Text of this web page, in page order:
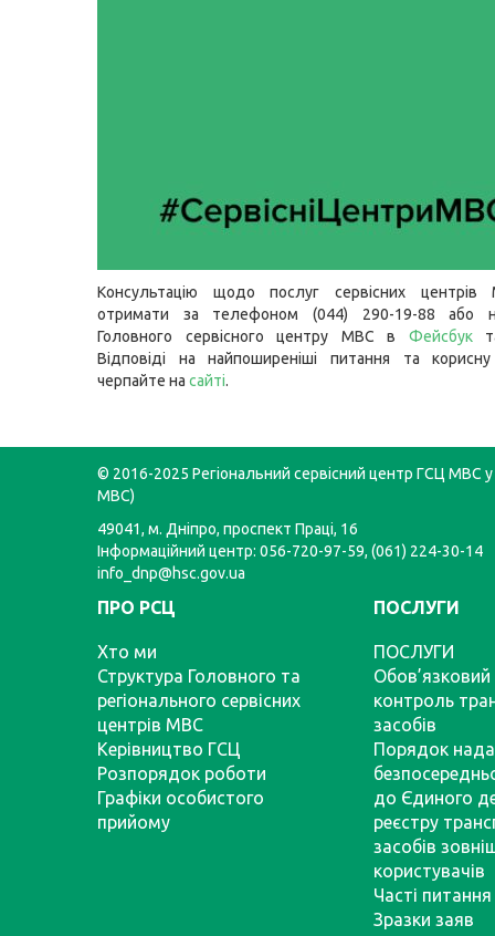
Консультацію щодо послуг сервісних
отримати за телефоном (044) 290-19-88 або
Головного сервісного центру МВС в Фейсбук
Відповіді на найпоширеніші питання та
черпайте на сайті.
© 2016-2025 Регіональний сервісний центр ГСЦ МВС у
МВС)
49041, м. Дніпро, проспект Праці, 16
Інформаційний центр: 056-720-97-59, (061) 224-30-14
info_dnp@hsc.gov.ua
ПРО РСЦ
Хто ми
Структура Головного та
регіонального сервісних
центрів МВС
Керівництво ГСЦ
Розпорядок роботи
Графіки особистого
прийому
ПОСЛУГИ
ПОСЛУГИ
Обов’язковий
контроль
засобів
Порядок
до Єдиного
реєстру
засобів
користувачів
Часті питання
Зразки заяв